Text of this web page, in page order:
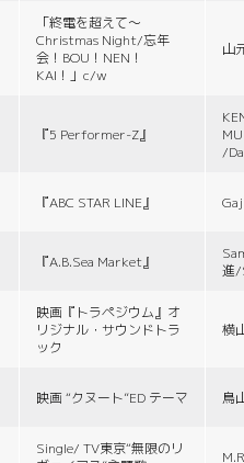
「終電を超えて～
Christmas Night/忘年
会！BOU！NEN！
KAI！」c/w
山
『5 Performer-Z』
/
『ABC STAR LINE』
『A.B.Sea Market』
進/
映画『トラペジウム』オ
リジナル・サウンドトラ
ック
横
映画 “クヌート”ED テーマ 鳥
Single/ TV東京“無限のリ